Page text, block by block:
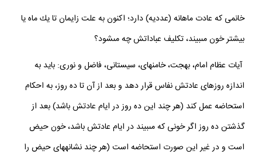
خانمى كه عادت ماهانه (عدديه) دارد؛ اكنون به علت زايمان تا يك ماه يا
بيشتر خون مى‏بيند، تكليف عباداتش چه مى‏شود؟
آيات عظام امام، بهجت، خامنه‏اى، سيستانى، فاضل و نورى: بايد به
اندازه روزهاى عادتش نفاس قرار دهد و بعد از آن تا ده روز، به احكام
استحاضه عمل كند (هر چند اين ده روز در ايام عادتش باشد) بعد از
گذشتن ده روز اگر خونى كه مى‏بيند در ايام عادتش باشد، خون حيض
است و در غير اين صورت استحاضه است (هر چند نشانه‏هاى حيض را